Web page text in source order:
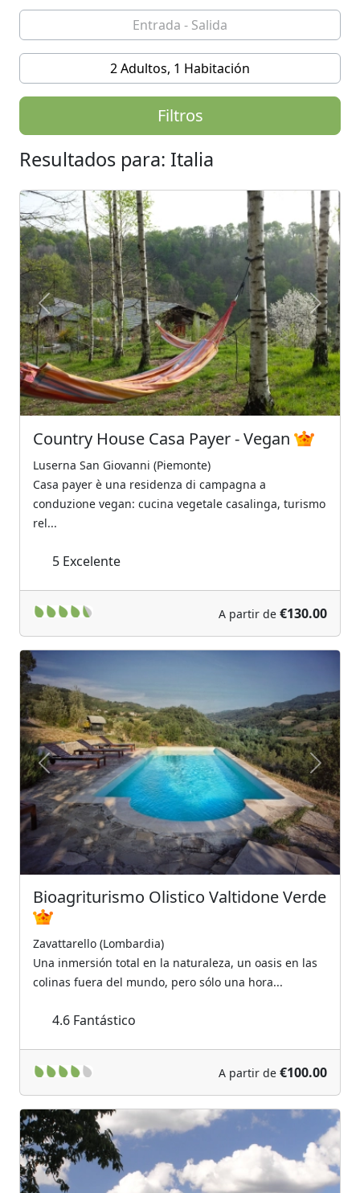
2 Adultos, 1 Habitación
Filtros
Resultados para: Italia
Previous Next
Country House Casa Payer - Vegan
Luserna San Giovanni (Piemonte)
Casa payer è una residenza di campagna a
conduzione vegan: cucina vegetale casalinga, turismo
rel...
5 Excelente
A partir de €130.00
Previous Next
Bioagriturismo Olistico Valtidone Verde
Zavattarello (Lombardia)
Una inmersión total en la naturaleza, un oasis en las
colinas fuera del mundo, pero sólo una hora...
4.6 Fantástico
A partir de €100.00